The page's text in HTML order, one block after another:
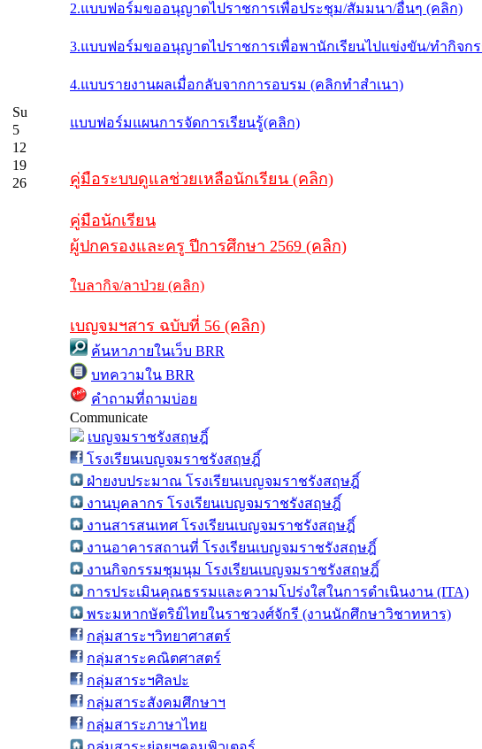
Su
5
12
19
26
2.แบบฟอร์มขออนุญาตไปราชการเพื่อประชุม/สัมมนา/อื่นๆ (คลิก)
3.แบบฟอร์มขออนุญาตไปราชการเพื่อพานักเรียนไปแข่งขัน/ทำกิจก
4.แบบรายงานผลเมื่อกลับจากการอบรม (คลิกทำสำเนา)
แบบฟอร์มแผนการจัดการเรียนรู้(คลิก)
คู่มือระบบดูแลช่วยเหลือนักเรียน (คลิก)
คู่มือนักเรียน
ผู้ปกครองและครู ปีการศึกษา 2569 (คลิก)
ใบลากิจ/ลาป่วย (คลิก)
เบญจมฯสาร ฉบับที่ 56 (คลิก)
ค้นหาภายในเว็บ BRR
บทความใน BRR
คำถามที่ถามบ่อย
Communicate
เบญจมราชรังสฤษฎิ์
โรงเรียนเบญจมราชรังสฤษฎิ์
ฝ่ายงบประมาณ โรงเรียนเบญจมราชรังสฤษฎิ์
งานบุคลากร โรงเรียนเบญจมราชรังสฤษฎิ์
งานสารสนเทศ โรงเรียนเบญจมราชรังสฤษฎิ์
งานอาคารสถานที่ โรงเรียนเบญจมราชรังสฤษฎิ์
งานกิจกรรมชุมนุม โรงเรียนเบญจมราชรังสฤษฎิ์
การประเมินคุณธรรมและความโปร่งใสในการดำเนินงาน (ITA)
พระมหากษัตริย์ไทยในราชวงศ์จักรี (งานนักศึกษาวิชาทหาร)
กลุ่มสาระฯวิทยาศาสตร์
กลุ่มสาระคณิตศาสตร์
กลุ่มสาระฯศิลปะ
กลุ่มสาระสังคมศึกษาฯ
กลุ่มสาระภาษาไทย